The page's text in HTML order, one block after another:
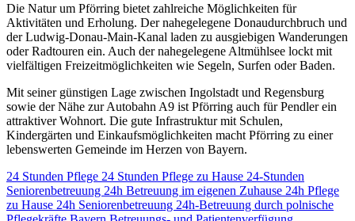
Die Natur um Pförring bietet zahlreiche Möglichkeiten für
Aktivitäten und Erholung. Der nahegelegene Donaudurchbruch und
der Ludwig-Donau-Main-Kanal laden zu ausgiebigen Wanderungen
oder Radtouren ein. Auch der nahegelegene Altmühlsee lockt mit
vielfältigen Freizeitmöglichkeiten wie Segeln, Surfen oder Baden.
Mit seiner günstigen Lage zwischen Ingolstadt und Regensburg
sowie der Nähe zur Autobahn A9 ist Pförring auch für Pendler ein
attraktiver Wohnort. Die gute Infrastruktur mit Schulen,
Kindergärten und Einkaufsmöglichkeiten macht Pförring zu einer
lebenswerten Gemeinde im Herzen von Bayern.
24 Stunden Pflege 24 Stunden Pflege zu Hause 24-Stunden
Seniorenbetreuung 24h Betreuung im eigenen Zuhause 24h Pflege
zu Hause 24h Seniorenbetreuung 24h-Betreuung durch polnische